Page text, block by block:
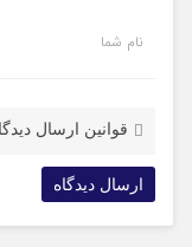
نام شما
قوانین ارسال